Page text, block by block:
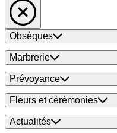
Obsèques
Marbrerie
Prévoyance
Fleurs et cérémonies
Actualités